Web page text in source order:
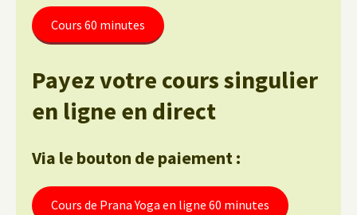
Cours 60 minutes
Payez votre cours singulier
en ligne en direct
Via le bouton de paiement :
Cours de Prana Yoga en ligne 60 minutes